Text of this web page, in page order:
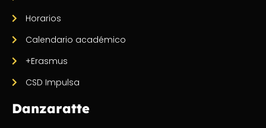
Horarios
Calendario académico
+Erasmus
CSD Impulsa
Danzaratte